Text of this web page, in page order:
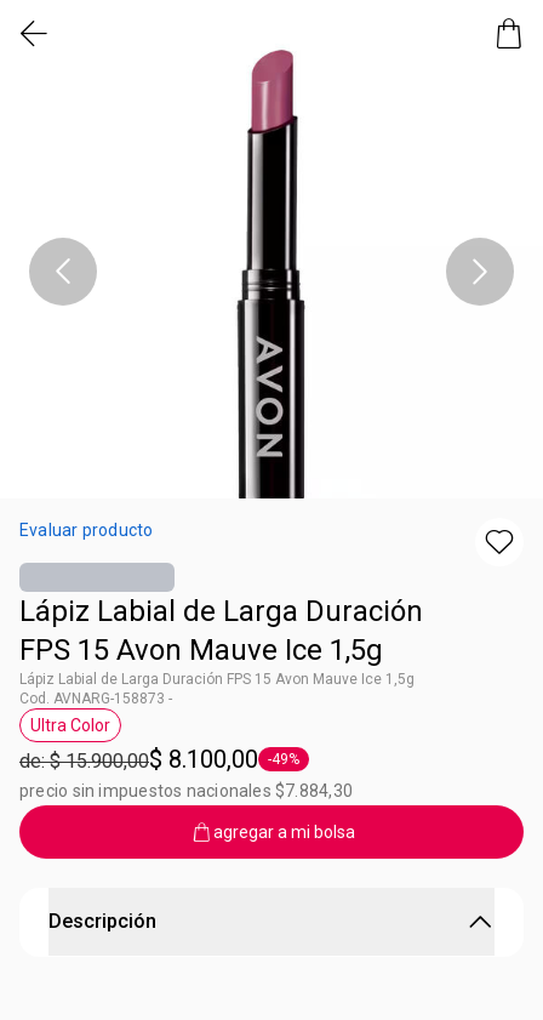
Evaluar producto
Lápiz Labial de Larga Duración
FPS 15 Avon Mauve Ice 1,5g
Lápiz Labial de Larga Duración FPS 15 Avon Mauve Ice 1,5g
Cod. AVNARG-158873 -
Etiqueta Ultra Color
Ultra Color
de: $ 15.900,00$ 8.100,00 Etiqueta -49%
-49%
precio sin impuestos nacionales $7.884,30
agregar a mi bolsa
Descripción